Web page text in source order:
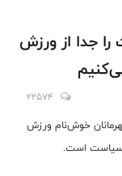
جدا از ورزش
22574
خوش‌نام ورزش
سیاست است.